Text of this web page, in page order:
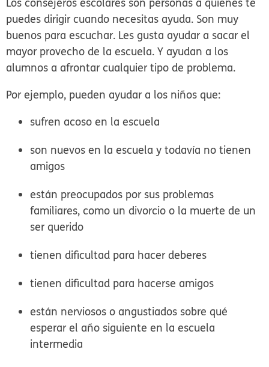
puedes dirigir cuando necesitas ayuda. Son muy
buenos para escuchar. Les gusta ayudar a sacar el
mayor provecho de la escuela. Y ayudan a los
alumnos a afrontar cualquier tipo de problema.
Por ejemplo, pueden ayudar a los niños que:
sufren acoso en la escuela
son nuevos en la escuela y todavía no tienen
amigos
están preocupados por sus problemas
familiares, como un divorcio o la muerte de un
ser querido
tienen dificultad para hacer deberes
tienen dificultad para hacerse amigos
están nerviosos o angustiados sobre qué
esperar el año siguiente en la escuela
intermedia